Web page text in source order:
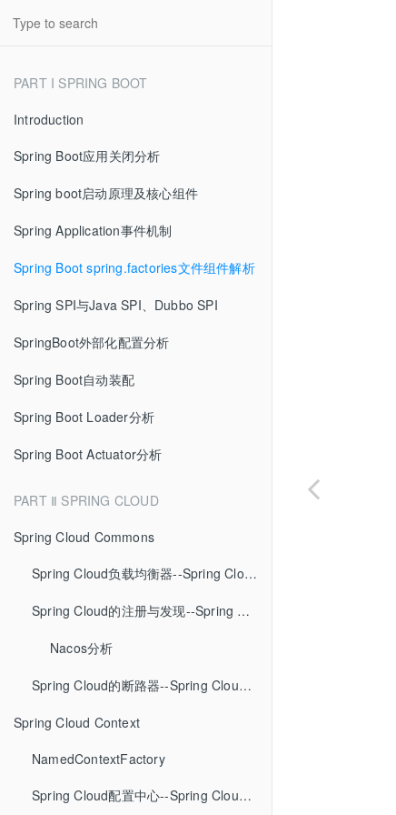
PART I SPRING BOOT
Introduction
Spring Boot应用关闭分析
Spring boot启动原理及核心组件
Spring Application事件机制
Spring Boot spring.factories文件组件解析
Spring SPI与Java SPI、Dubbo SPI
SpringBoot外部化配置分析
Spring Boot自动装配
Spring Boot Loader分析
Spring Boot Actuator分析
PART Ⅱ SPRING CLOUD
Spring Cloud Commons
Spring Cloud负载均衡器--Spring Cloud Commons、RestTemplate、Open Feign、Ribbon的实现分析
Spring Cloud的注册与发现--Spring Cloud Commons、Alibaba Nacos的实现分析
Nacos分析
Spring Cloud的断路器--Spring Cloud Commons定义、Netflix Hystrix实现分析
Spring Cloud Context
NamedContextFactory
Spring Cloud配置中心--Spring Cloud Context、Spring Cloud Zookeeper Config的实现分析